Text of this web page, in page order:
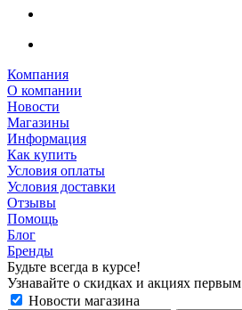
Компания
О компании
Новости
Магазины
Информация
Как купить
Условия оплаты
Условия доставки
Отзывы
Помощь
Блог
Бренды
Будьте всегда в курсе!
Узнавайте о скидках и акциях первым
Новости магазина